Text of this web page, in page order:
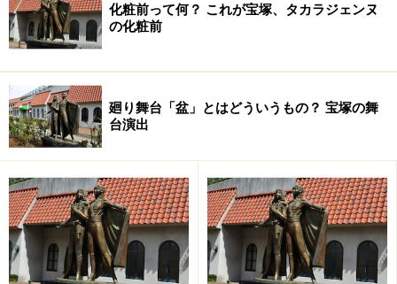
化粧前って何？ これが宝塚、タカラジェンヌ
の化粧前
廻り舞台「盆」とはどういうもの？ 宝塚の舞
台演出